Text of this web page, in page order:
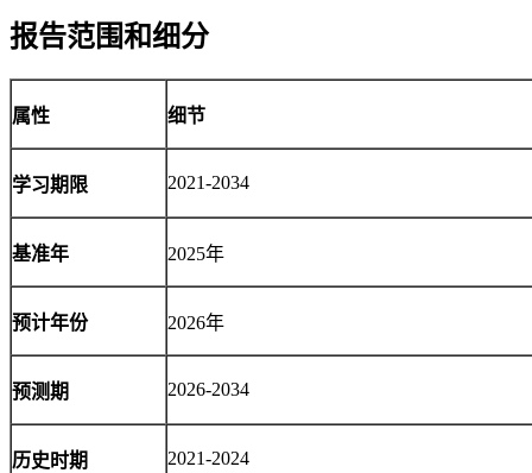
报告范围和细分
属性 细节
学习期限 2021-2034
基准年 2025年
预计年份 2026年
预测期 2026-2034
历史时期 2021-2024